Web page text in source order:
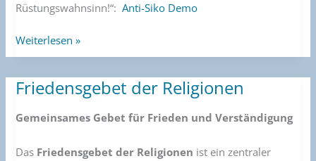
Rüstungswahnsinn!“:Anti-Siko Demo
Weiterlesen »
Friedensgebet der Religionen
Gemeinsames Gebet für Frieden und Verständigung
Das Friedensgebet der Religionen ist ein zentraler
Friedensgebet
Religionen